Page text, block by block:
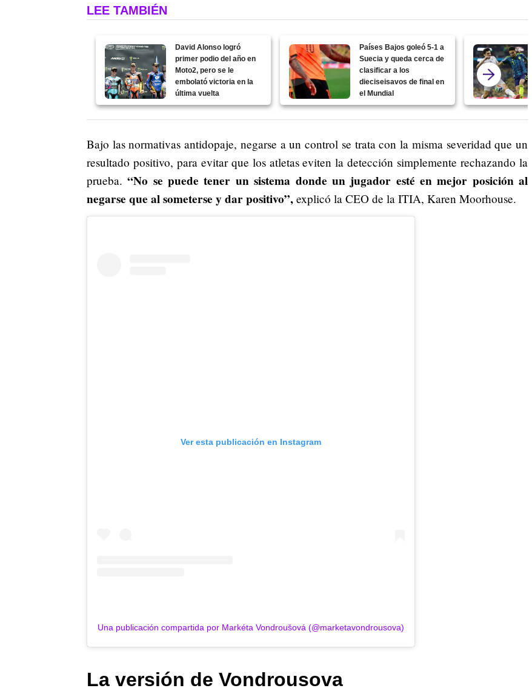
LEE TAMBIÉN
David Alonso logró
primer podio del año en
Moto2, pero se le
embolató victoria en la
última vuelta
Países Bajos goleó 5-1 a
Suecia y queda cerca de
clasificar a los
dieciseisavos de final en
el Mundial
Bajo las normativas antidopaje, negarse a un control se trata con la misma severidad que un
resultado positivo, para evitar que los atletas eviten la detección simplemente rechazando la
prueba.“No se puede tener un sistema donde un jugador esté en mejor posición al
negarse que al someterse y dar positivo”, explicó la CEO de la ITIA, Karen Moorhouse.
Ver esta publicación en Instagram
Una publicación compartida por Markéta Vondroušová (@marketavondrousova)
La versión de Vondrousova